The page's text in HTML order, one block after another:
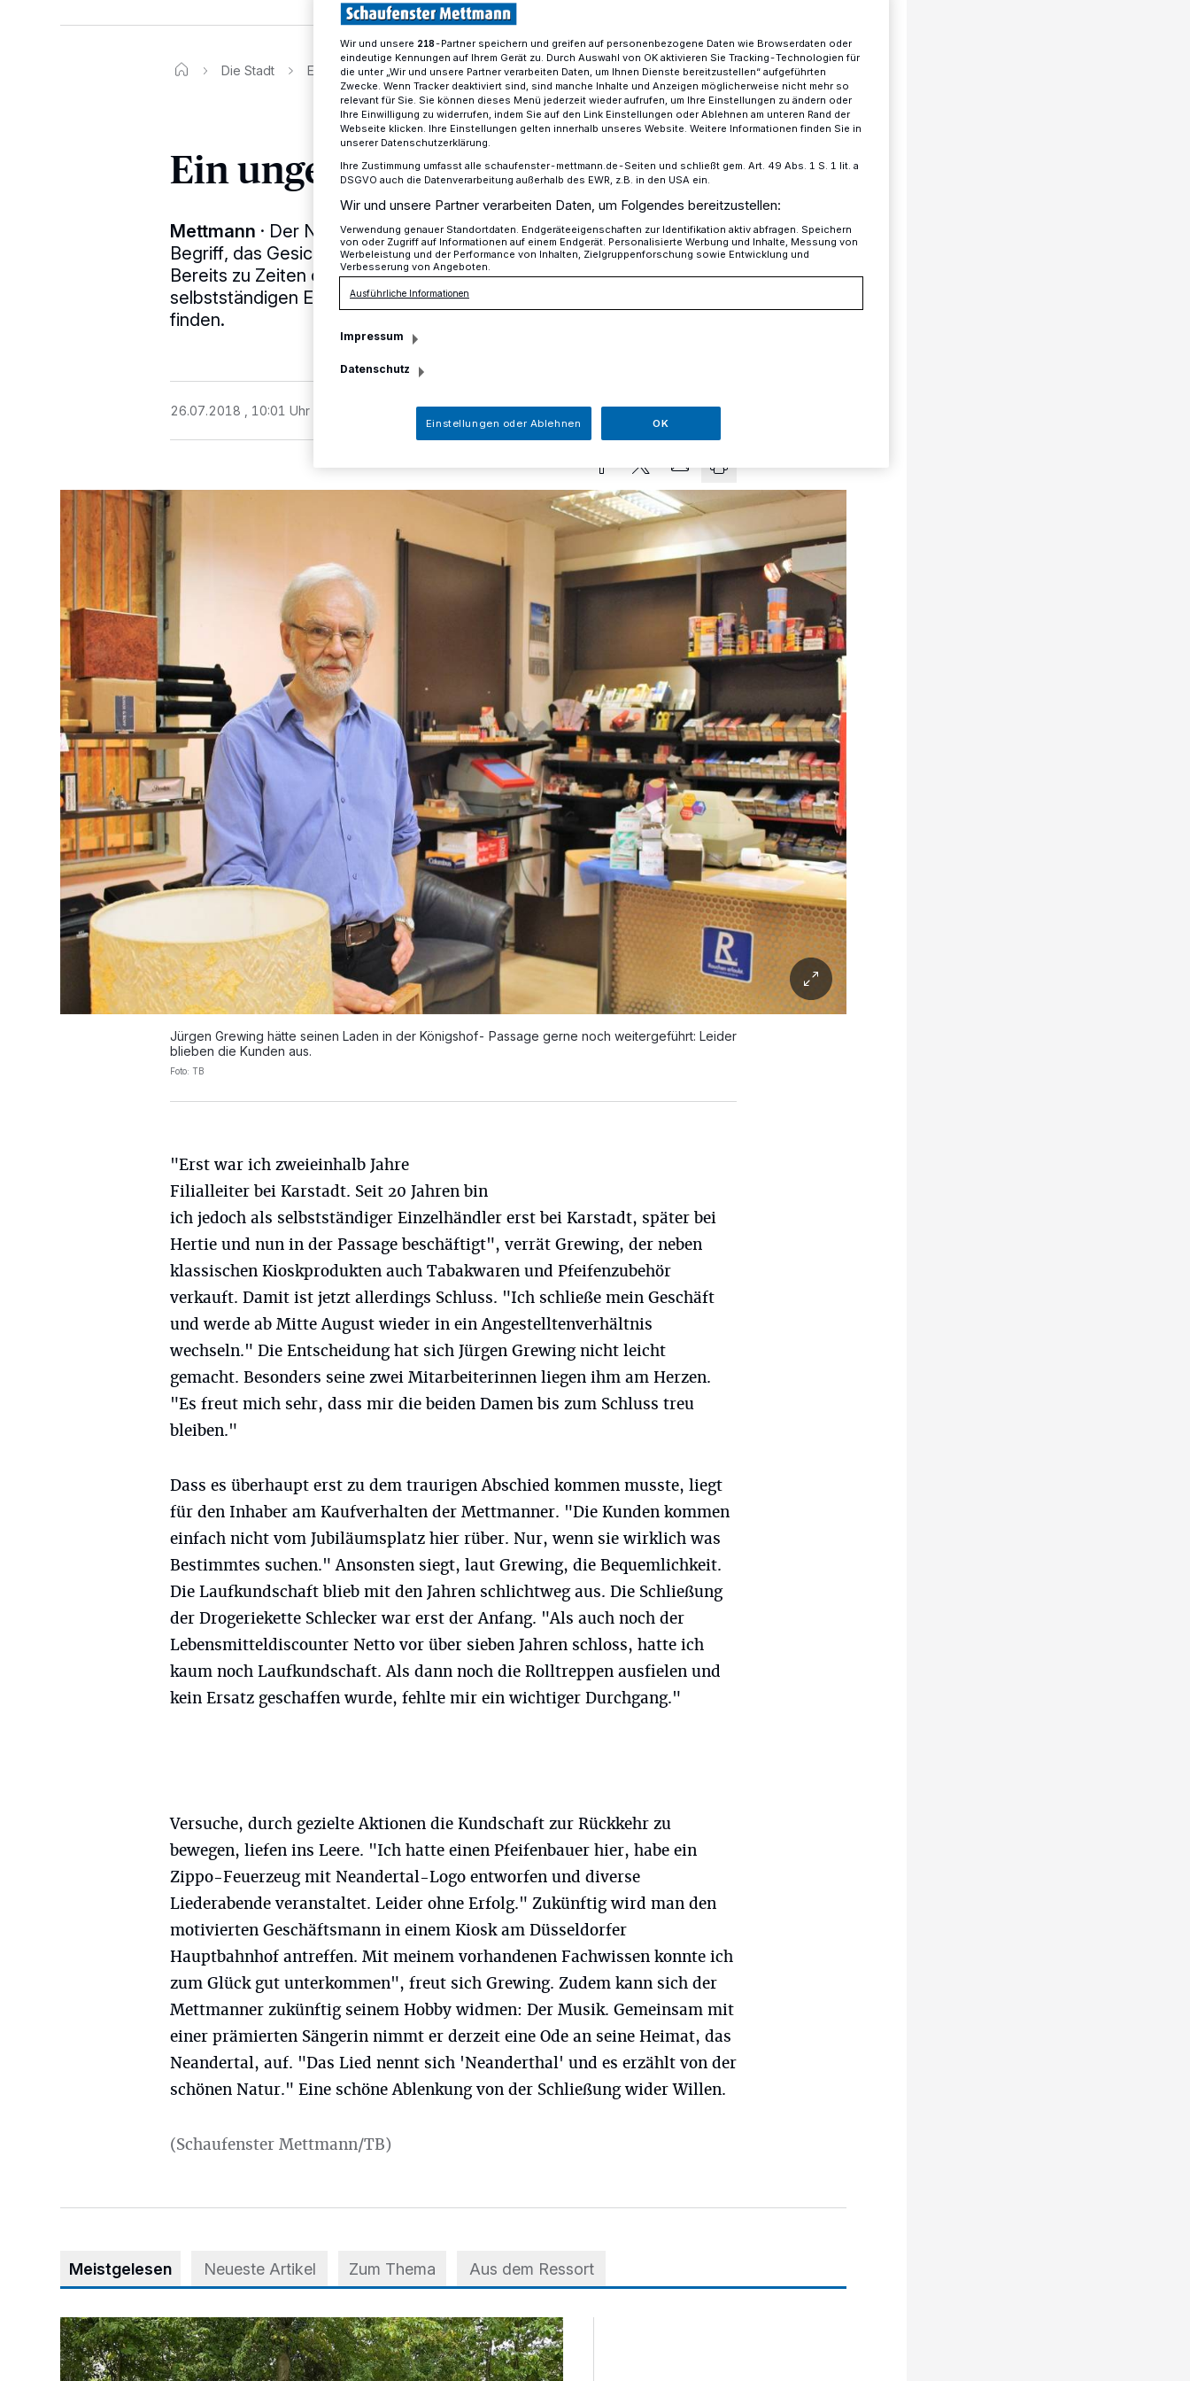
Die Stadt Ein ungewollter Abschied
Ein ungewollter Abschied
Mettmann · Der Name Jürgen Grewing ist vielleicht nicht jedem ein
Begriff, das Gesicht des engagierten Einzelhändlers allerdings schon.
Bereits zu Zeiten des Warenhauses Karstadt konnte man den heute
selbstständigen Einzelhändler in dem gut sortierten Kiosk "am Eck"
finden.
26.07.2018 , 10:01 Uhr 2 Minuten Lesezeit
Jürgen Grewing hätte seinen Laden in der Königshof- Passage gerne noch weitergeführt: Leider
blieben die Kunden aus.
Foto: TB
"Erst war ich zweieinhalb Jahre
Filialleiter bei Karstadt. Seit 20 Jahren bin
ich jedoch als selbstständiger Einzelhändler erst bei Karstadt, später bei
Hertie und nun in der Passage beschäftigt", verrät Grewing, der neben
klassischen Kioskprodukten auch Tabakwaren und Pfeifenzubehör
verkauft. Damit ist jetzt allerdings Schluss. "Ich schließe mein Geschäft
und werde ab Mitte August wieder in ein Angestelltenverhältnis
wechseln." Die Entscheidung hat sich Jürgen Grewing nicht leicht
gemacht. Besonders seine zwei Mitarbeiterinnen liegen ihm am Herzen.
"Es freut mich sehr, dass mir die beiden Damen bis zum Schluss treu
bleiben."
Dass es überhaupt erst zu dem traurigen Abschied kommen musste, liegt
für den Inhaber am Kaufverhalten der Mettmanner. "Die Kunden kommen
einfach nicht vom Jubiläumsplatz hier rüber. Nur, wenn sie wirklich was
Bestimmtes suchen." Ansonsten siegt, laut Grewing, die Bequemlichkeit.
Die Laufkundschaft blieb mit den Jahren schlichtweg aus. Die Schließung
der Drogeriekette Schlecker war erst der Anfang. "Als auch noch der
Lebensmitteldiscounter Netto vor über sieben Jahren schloss, hatte ich
kaum noch Laufkundschaft. Als dann noch die Rolltreppen ausfielen und
kein Ersatz geschaffen wurde, fehlte mir ein wichtiger Durchgang."
Versuche, durch gezielte Aktionen die Kundschaft zur Rückkehr zu
bewegen, liefen ins Leere. "Ich hatte einen Pfeifenbauer hier, habe ein
Zippo-Feuerzeug mit Neandertal-Logo entworfen und diverse
Liederabende veranstaltet. Leider ohne Erfolg." Zukünftig wird man den
motivierten Geschäftsmann in einem Kiosk am Düsseldorfer
Hauptbahnhof antreffen. Mit meinem vorhandenen Fachwissen konnte ich
zum Glück gut unterkommen", freut sich Grewing. Zudem kann sich der
Mettmanner zukünftig seinem Hobby widmen: Der Musik. Gemeinsam mit
einer prämierten Sängerin nimmt er derzeit eine Ode an seine Heimat, das
Neandertal, auf. "Das Lied nennt sich 'Neanderthal' und es erzählt von der
schönen Natur." Eine schöne Ablenkung von der Schließung wider Willen.
(Schaufenster Mettmann/TB)
Meistgelesen Neueste Artikel Zum Thema Aus dem Ressort
Aus Grau wird Haltung
Wir und unsere 218-Partner speichern und greifen auf personenbezogene Daten wie Browserdaten oder
eindeutige Kennungen auf Ihrem Gerät zu. Durch Auswahl von OK aktivieren Sie Tracking-Technologien für
die unter „Wir und unsere Partner verarbeiten Daten, um Ihnen Dienste bereitzustellen“ aufgeführten
Zwecke. Wenn Tracker deaktiviert sind, sind manche Inhalte und Anzeigen möglicherweise nicht mehr so
relevant für Sie. Sie können dieses Menü jederzeit wieder aufrufen, um Ihre Einstellungen zu ändern oder
Ihre Einwilligung zu widerrufen, indem Sie auf den Link Einstellungen oder Ablehnen am unteren Rand der
Webseite klicken. Ihre Einstellungen gelten innerhalb unseres Website. Weitere Informationen finden Sie in
unserer Datenschutzerklärung.
Ihre Zustimmung umfasst alle schaufenster-mettmann.de-Seiten und schließt gem. Art. 49 Abs. 1 S. 1 lit. a
DSGVO auch die Datenverarbeitung außerhalb des EWR, z.B. in den USA ein.
Wir und unsere Partner verarbeiten Daten, um Folgendes bereitzustellen:
Verwendung genauer Standortdaten. Endgeräteeigenschaften zur Identifikation aktiv abfragen. Speichern
von oder Zugriff auf Informationen auf einem Endgerät. Personalisierte Werbung und Inhalte, Messung von
Werbeleistung und der Performance von Inhalten, Zielgruppenforschung sowie Entwicklung und
Verbesserung von Angeboten.
Ausführliche Informationen
Impressum
Datenschutz
Einstellungen oder Ablehnen OK